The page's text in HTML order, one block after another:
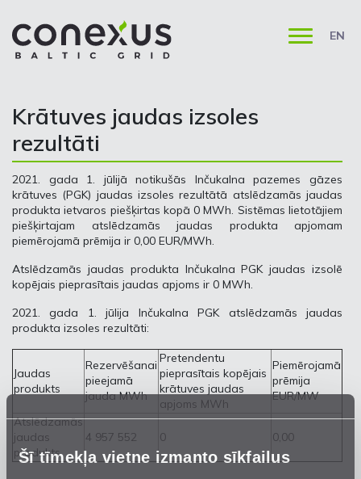
Šī tīmekļa vietne izmanto sīkfailus
EN
Krātuves jaudas izsoles
rezultāti
2021. gada 1. jūlijā notikušās Inčukalna pazemes gāzes
krātuves (PGK) jaudas izsoles rezultātā atslēdzamās jaudas
produkta ietvaros piešķirtas kopā 0 MWh. Sistēmas lietotājiem
piešķirtajam atslēdzamās jaudas produkta apjomam
piemērojamā prēmija ir 0,00 EUR/MWh.
Atslēdzamās jaudas produkta Inčukalna PGK jaudas izsolē
kopējais pieprasītais jaudas apjoms ir 0 MWh.
2021. gada 1. jūlija Inčukalna PGK atslēdzamās jaudas
produkta izsoles rezultāti:
Jaudas
produkts
Rezervēšanai
pieejamā
jauda MWh
Pretendentu
pieprasītais kopējais
krātuves jaudas
apjoms MWh
Piemērojamā
prēmija
EUR/MW
Atslēdzamās
jaudas
produkts
4 957 552 0 0,00